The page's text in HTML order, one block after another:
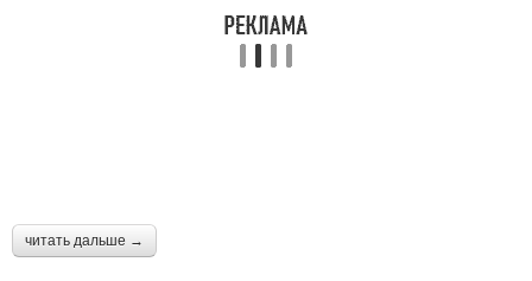
читать дальше →